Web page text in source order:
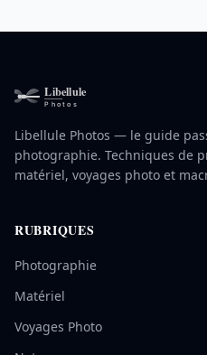
Libellule Photos — le guide
photographie. Techniques de
matériel, voyages photo et
RUBRIQUES
Photographie
Matériel
Voyages Photo